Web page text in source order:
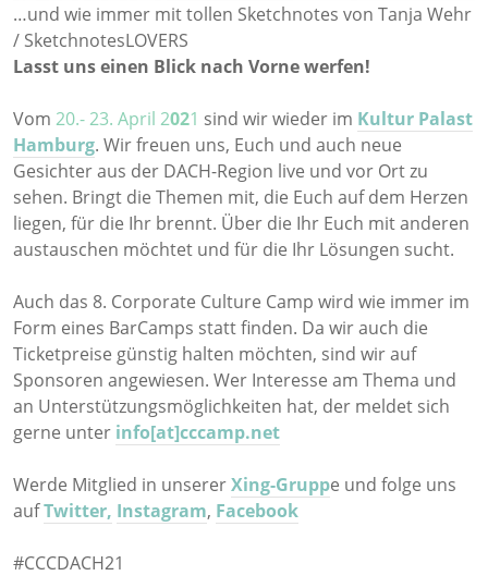
…und wie immer mit tollen Sketchnotes von Tanja Wehr
/ SketchnotesLOVERS
Lasst uns einen Blick nach Vorne werfen!
Vom 20.- 23. April 2021 sind wir wieder im Kultur Palast
Hamburg. Wir freuen uns, Euch und auch neue
Gesichter aus der DACH-Region live und vor Ort zu
sehen. Bringt die Themen mit, die Euch auf dem Herzen
liegen, für die Ihr brennt. Über die Ihr Euch mit anderen
austauschen möchtet und für die Ihr Lösungen sucht.
Auch das 8. Corporate Culture Camp wird wie immer im
Form eines BarCamps statt finden. Da wir auch die
Ticketpreise günstig halten möchten, sind wir auf
Sponsoren angewiesen. Wer Interesse am Thema und
an Unterstützungsmöglichkeiten hat, der meldet sich
gerne unter info[at]cccamp.net
Werde Mitglied in unsererXing-Gruppe und folge uns
aufTwitter, Instagram, Facebook
#CCCDACH21